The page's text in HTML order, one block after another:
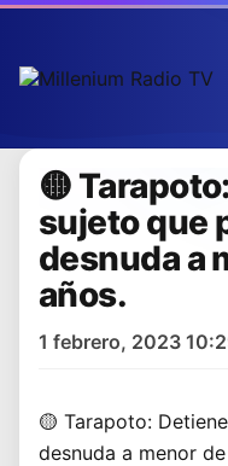
🟡
sujeto que
desnuda a
años.
1 febrero, 2023
🟡 Tarapoto:
desnuda a menor